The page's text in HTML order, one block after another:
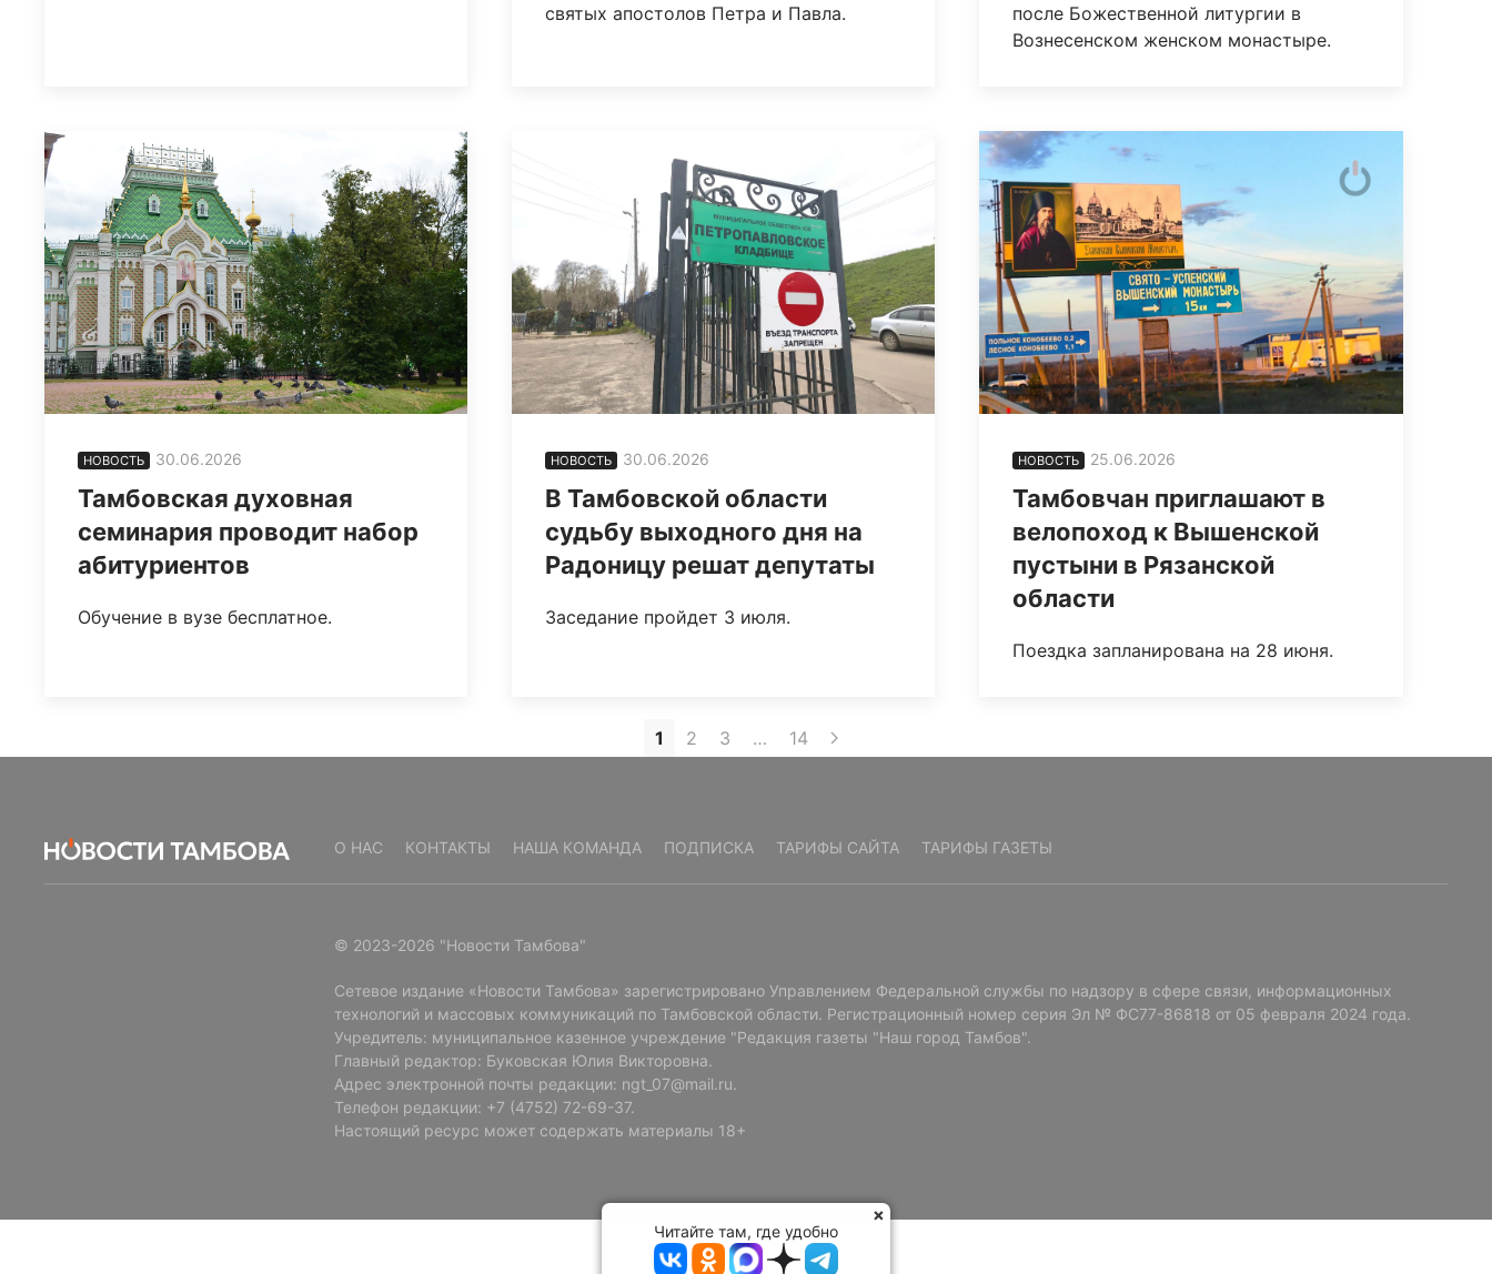
святых апостолов Петра и Павла.
после Божественной литургии в
Вознесенском женском монастыре.
НОВОСТЬ 30.06.2026
Тамбовская духовная
семинария проводит набор
абитуриентов
Обучение в вузе бесплатное.
НОВОСТЬ 30.06.2026
В Тамбовской области
судьбу выходного дня на
Радоницу решат депутаты
Заседание пройдет 3 июля.
НОВОСТЬ 25.06.2026
Тамбовчан приглашают в
велопоход к Вышенской
пустыни в Рязанской
области
Поездка запланирована на 28 июня.
1 2 3 … 14
О НАС КОНТАКТЫ НАША КОМАНДА ПОДПИСКА ТАРИФЫ САЙТА ТАРИФЫ ГАЗЕТЫ
© 2023-2026 "Новости Тамбова"
Сетевое издание «Новости Тамбова» зарегистрировано Управлением Федеральной службы по надзору в сфере связи, информационных
технологий и массовых коммуникаций по Тамбовской области. Регистрационный номер серия Эл № ФС77-86818 от 05 февраля 2024 года.
Учредитель: муниципальное казенное учреждение "Редакция газеты "Наш город Тамбов".
Главный редактор: Буковская Юлия Викторовна.
Адрес электронной почты редакции: ngt_07@mail.ru.
Телефон редакции: +7 (4752) 72-69-37.
Настоящий ресурс может содержать материалы 18+
Читайте там, где удобно